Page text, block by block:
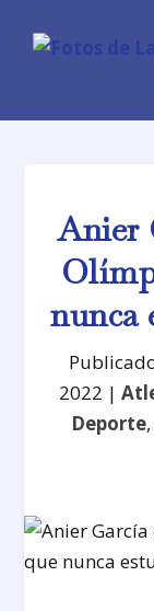
Anier
nunca
2022 |
Deporte,